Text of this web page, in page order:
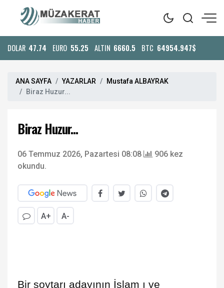
DOLAR 47.74 EURO 55.25 ALTIN 6660.5 BTC 64954.947$
ANA SAYFA YAZARLAR
Mustafa ALBAYRAK
Biraz Huzur...
Biraz Huzur...
06 Temmuz 2026, Pazartesi 08:08
906 kez
okundu.
A+ A-
Bir soytarı adayının İslam ı ve